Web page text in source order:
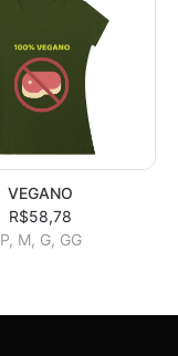
VEGANO
R$58,78
P, M, G, GG